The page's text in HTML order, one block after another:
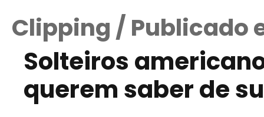
Clipping / Publicado
Solteiros
querem saber de